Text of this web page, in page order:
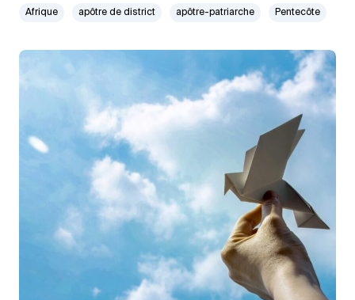
Afrique apôtre de district apôtre-patriarche Pentecôte